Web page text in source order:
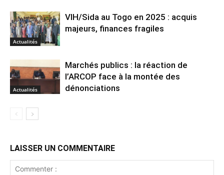
Actualités
VIH/Sida au Togo en 2025 : acquis
majeurs, finances fragiles
Actualités
Marchés publics : la réaction de
l’ARCOP face à la montée des
dénonciations
LAISSER UN COMMENTAIRE